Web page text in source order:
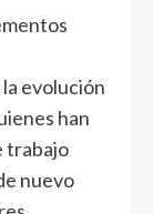
evolución
han
trabajo
nuevo